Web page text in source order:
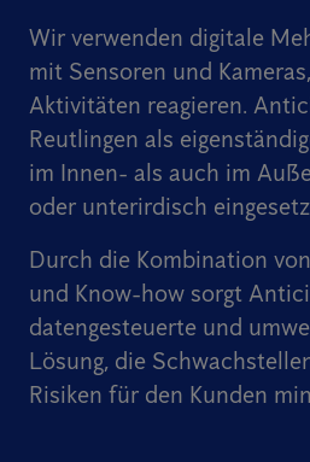
Wir verwenden digitale
mit Sensoren und
Aktivitäten reagieren.
Reutlingen als
im Innen- als auch im
oder unterirdisch
Durch die Kombination
und Know-how sorgt
datengesteuerte und
Lösung, die
Risiken für den Kunden